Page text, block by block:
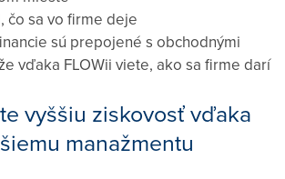
čo sa vo firme deje
sú prepojené s obchodnými
vďaka FLOWii viete, ako sa firme darí
vyššiu ziskovosť vďaka
manažmentu